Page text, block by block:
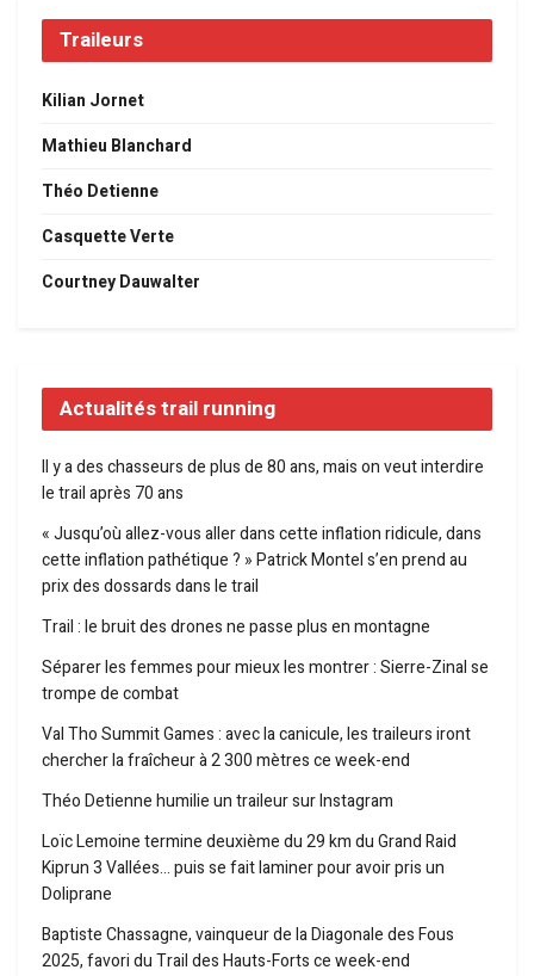
Traileurs
Kilian Jornet
Mathieu Blanchard
Théo Detienne
Casquette Verte
Courtney Dauwalter
Actualités trail running
Il y a des chasseurs de plus de 80 ans, mais on veut interdire
le trail après 70 ans
« Jusqu’où allez-vous aller dans cette inflation ridicule, dans
cette inflation pathétique ? » Patrick Montel s’en prend au
prix des dossards dans le trail
Trail : le bruit des drones ne passe plus en montagne
Séparer les femmes pour mieux les montrer : Sierre-Zinal se
trompe de combat
Val Tho Summit Games : avec la canicule, les traileurs iront
chercher la fraîcheur à 2 300 mètres ce week-end
Théo Detienne humilie un traileur sur Instagram
Loïc Lemoine termine deuxième du 29 km du Grand Raid
Kiprun 3 Vallées… puis se fait laminer pour avoir pris un
Doliprane
Baptiste Chassagne, vainqueur de la Diagonale des Fous
2025, favori du Trail des Hauts-Forts ce week-end